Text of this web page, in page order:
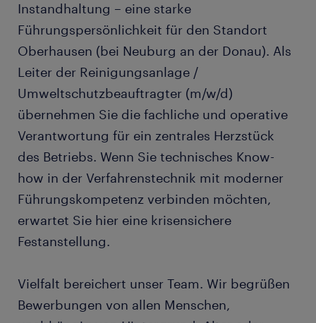
Instandhaltung – eine starke
Führungspersönlichkeit für den Standort
Oberhausen (bei Neuburg an der Donau). Als
Leiter der Reinigungsanlage /
Umweltschutzbeauftragter (m/w/d)
übernehmen Sie die fachliche und operative
Verantwortung für ein zentrales Herzstück
des Betriebs. Wenn Sie technisches Know-
how in der Verfahrenstechnik mit moderner
Führungskompetenz verbinden möchten,
erwartet Sie hier eine krisensichere
Festanstellung.
Vielfalt bereichert unser Team. Wir begrüßen
Bewerbungen von allen Menschen,